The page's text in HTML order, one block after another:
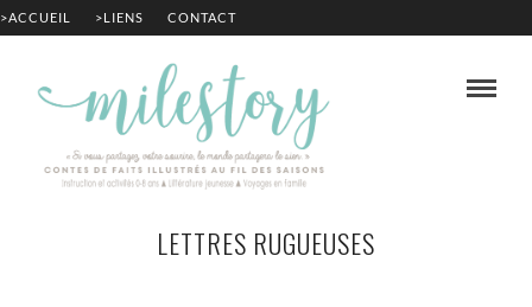
>ACCUEIL >LIENS CONTACT
LETTRES RUGUEUSES